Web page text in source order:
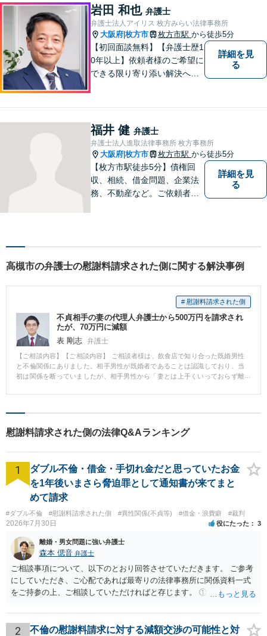
け、少しでもお気持ちが和ら
ぐよう心がけております。
岩田 和也 弁護士
弁護士法人アイリス 枚方みらい法律事務所
大阪府 枚方市 枚方市駅 から徒歩5分
【初回面談無料】【弁護士歴1
0年以上】依頼者様のご希望に
できる限り寄り添い解決へと
夫婦カウンセラーの資格保有
【相続問題】セミナー講師や
書籍執筆の経験あり【枚方市
駅5分】
詳細を見
る
福井 健 弁護士
弁護士法人進取法律事務所 枚方事務所
大阪府 枚方市 枚方市駅 から徒歩5分
【枚方市駅徒歩5分】債権回
収、相続、借金問題、企業法
務、不動産など。ご依頼者さ
しっかりと聞き、法律の観点
事情に寄り添った対応が可能
です。
詳細を見
る
高槻市の弁護士の慰謝料請求された側に関する解決事例
# 慰謝料請求された側
不貞相手の妻の代理人弁護士から500万円を請求され
たが、70万円に減額
表 剛志 弁護士
【ご相談内容】【ご相談内容】 ご相談者様は、飲食店で知り合った既婚男性
と不倫関係にありました。相手男性が既婚者であることは認識しており、当
初は関係を断っていましたが、相手男性から「妻とは上手くいっておらず離
係を持ってしまいました。 そのことが相手男性の配偶者に発覚し、弁護士を
いました。 【解決の過程と結果】 ご面談後、減額の可能性が高いと判断しそ
の旨をお伝えしたところ、ご依頼をいただくことになりました。約3ヶ月間の
きました。
慰謝料請求された側の法律Q&Aランキング
1
ダブル不倫・借金・手切れ金だと思っていたお金
を1年後いまさら脅迫罪として通知書が来てまと
めて請求
#ダブル不倫 #慰謝料請求された側 #異性関係(不貞等) #借金・浪費癖 #裁判
2026年7月30日 役にたった 3
離婚・男女問題に強い弁護士
森本 偲音 弁護士
ご相談事項について、以下のとおり回答させていただきます。 ご参考
にしていただき、ご心配であれば最寄りの法律事務所に関係資料一式
をご持参の上、ご相談していただければと存じます。 ① このLINEの
される可能性はあるのか ⇒LINEを含む１００万円の貸付に至るまでの
やり取り等の経緯、誓約書の内容等を踏まえて、関係を清算するため
2 不倫の慰謝料請求に対する減額交渉の可能性と対